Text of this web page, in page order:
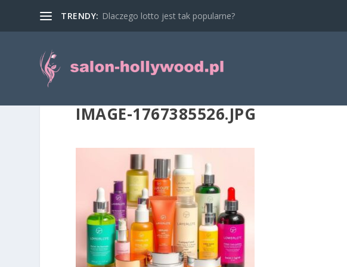
TRENDY: Dlaczego lotto jest tak popularne?
IMAGE-1767385526.JPG